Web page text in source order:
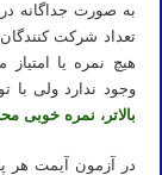
به صورت جداگانه
تعداد شرکت
وجود ندارد ولی با
بالاتر، نمره
در آزمون آیمت هر